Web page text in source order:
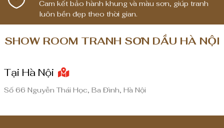
Cam kết bảo hành khung và màu sơn, giúp tranh
luôn bền đẹp theo thời gian.
SHOW ROOM TRANH SƠN DẦU HÀ NỘI
Tại Hà Nội
Số 66 Nguyễn Thái Học, Ba Đình, Hà Nội